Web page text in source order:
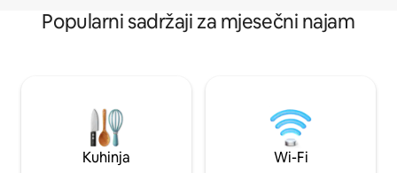
Popularni sadržaji za mjesečni najam
Kuhinja Wi-Fi